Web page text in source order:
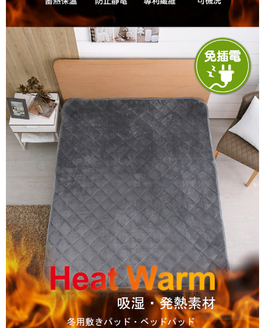
３．未成年的使用者請事先徵得法定代理人或監護人之同意方可使用
「AFTEE先享後付」，若未經同意申辦者引起之損失，本公司不負相關責
任。
４．使用「AFTEE先享後付」時，將依據個別帳號之用戶狀況，依本公司即
時審查核予不同之上限額度；若仍有額度不足之情形，本公司將視審查結果
請求用戶進行身份認證。
５．嚴禁一人註冊多個帳號或使用他人資訊註冊。若發現惡意使用之情形，
恩沛科技股份有限公司將有權停止該用戶之使用額度並採取法律行動。